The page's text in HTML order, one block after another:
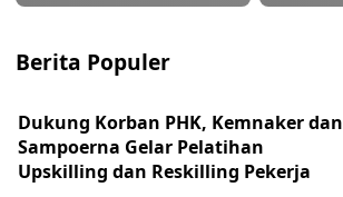
Berita Populer
Dukung Korban PHK, Kemnaker dan
Sampoerna Gelar Pelatihan
Upskilling dan Reskilling Pekerja